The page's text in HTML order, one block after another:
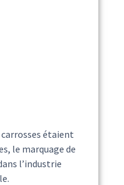
carrosses étaient
le marquage de
l’industrie